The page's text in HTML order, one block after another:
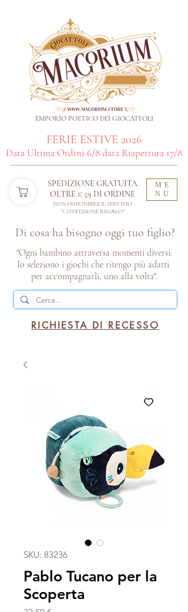
ME
NU
Di cosa ha bisogno oggi tuo figlio?
SPEDIZIONE GRATUITA
OLTRE € 59 DI ORDINE​
NON DISPONIBILE IL SERVIZIO
"CONFEZIONE REGALO"
"Ogni bambino attraversa momenti diversi.
Io seleziono i giochi che ritengo più adatti
per accompagnarli, uno alla volta".
EMPORIO POETICO DEI GIOCATTOLI
RICHIESTA DI RECESSO
FERIE ESTIVE 2026
Data Ultima Ordini 6/8 data Riapertura 17/8
SKU: 83236
Pablo Tucano per la
Scoperta